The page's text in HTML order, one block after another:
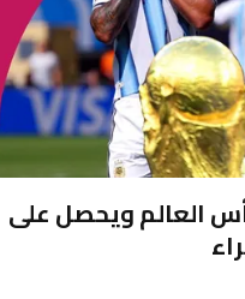
العالم ويحصل على